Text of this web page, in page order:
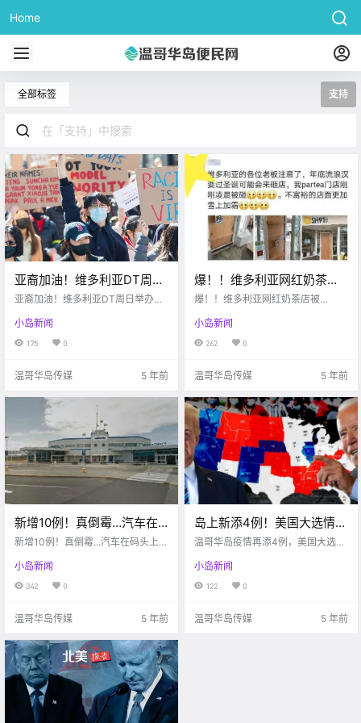
Home
全部标签 支持
亚裔加油！维多利亚DT周日
举办亚裔支持游行！啥？萨
逸？！
亚裔加油！维多利亚DT周日举办亚
三辆车逃逸？！
小岛新闻
175 0
温哥华岛传媒 5 年前
爆！！维多利亚网红奶茶店
被砸！！老板：让本不富裕
爆！！维多利亚网红奶茶店被
上加霜。。
小岛新闻
262 0
温哥华岛传媒 5 年前
新增10例！真倒霉…汽车在
码头上从10米高的甲板摔下
园？
新增10例！真倒霉...汽车在码头上从
集资买地建公园？
小岛新闻
342 0
温哥华岛传媒 5 年前
岛上新添4例！美国大选情况
胶着，加拿大主流民调支持
温哥华岛疫情再添4例，美国大选战
朗普
小岛新闻
122 0
温哥华岛传媒 5 年前